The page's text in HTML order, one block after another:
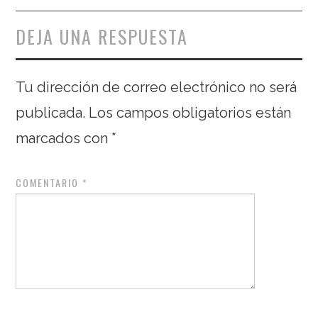
DEJA UNA RESPUESTA
Tu dirección de correo electrónico no será
publicada. Los campos obligatorios están
marcados con *
COMENTARIO *